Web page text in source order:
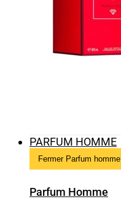
PARFUM HOMME
Fermer Parfum homme
Parfum Homme